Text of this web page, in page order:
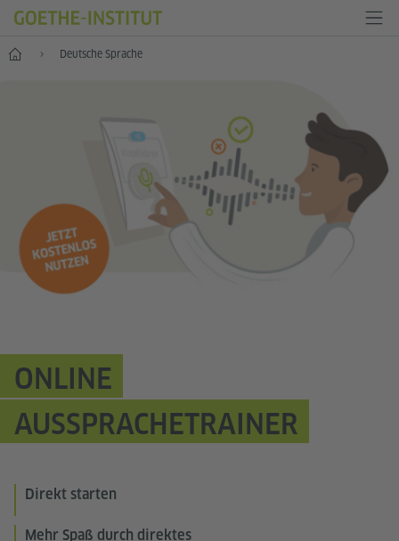
Start Deutsche Sprache
ONLINE
AUSSPRACHETRAINER
Direkt starten
Mehr Spaß durch direktes